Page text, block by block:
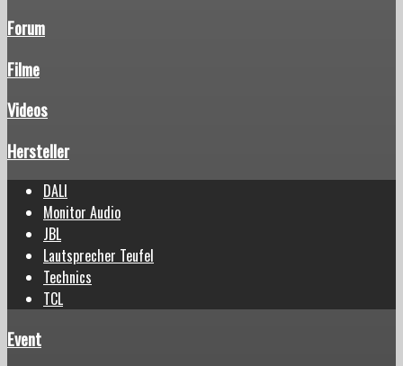
Forum
Filme
Videos
Hersteller
DALI
Monitor Audio
JBL
Lautsprecher Teufel
Technics
TCL
Event